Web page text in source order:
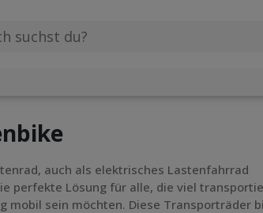
auch als elektrisches Lastenfahrrad
perfekte Lösung für alle, die viel
mobil sein möchten. Diese Transporträder